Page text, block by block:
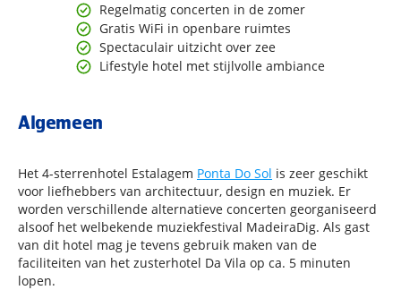
Regelmatig concerten in de zomer
Gratis WiFi in openbare ruimtes
Spectaculair uitzicht over zee
Lifestyle hotel met stijlvolle ambiance
Algemeen
Het 4-sterrenhotel Estalagem Ponta Do Sol is zeer geschikt
voor liefhebbers van architectuur, design en muziek. Er
worden verschillende alternatieve concerten georganiseerd
alsoof het welbekende muziekfestival MadeiraDig. Als gast
van dit hotel mag je tevens gebruik maken van de
faciliteiten van het zusterhotel Da Vila op ca. 5 minuten
lopen.